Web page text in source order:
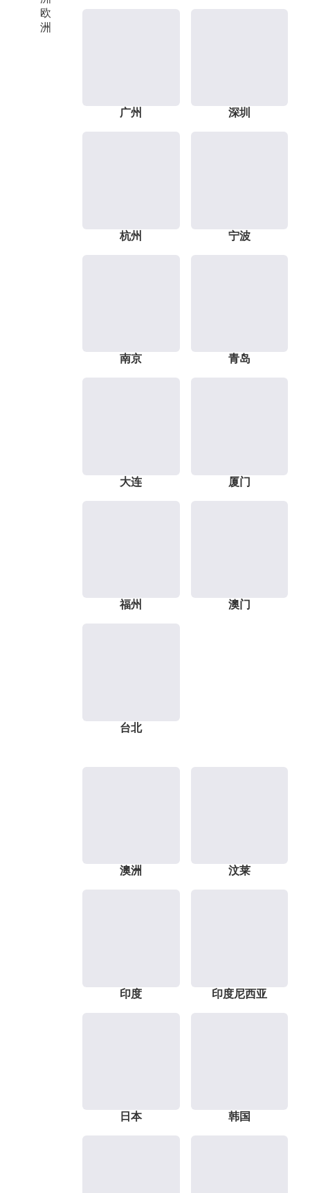
欧
洲
广州 深圳
杭州 宁波
南京 青岛
大连 厦门
福州 澳门
台北
澳洲 汶莱
印度 印度尼西亚
日本 韩国